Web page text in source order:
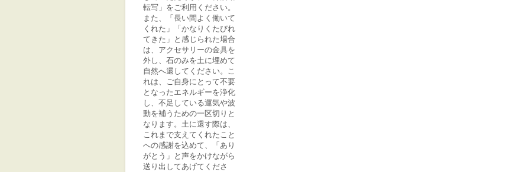
転写」をご利用ください。
また、「長い間よく働いて
くれた」「かなりくたびれ
てきた」と感じられた場合
は、アクセサリーの金具を
外し、石のみを土に埋めて
自然へ還してください。こ
れは、ご自身にとって不要
となったエネルギーを浄化
し、不足している運気や波
動を補うための一区切りと
なります。土に還す際は、
これまで支えてくれたこと
への感謝を込めて、「あり
がとう」と声をかけながら
送り出してあげてくださ